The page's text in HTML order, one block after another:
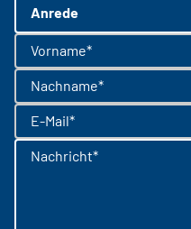
Anrede
Vorname*
Nachname*
E-Mail*
Nachricht*